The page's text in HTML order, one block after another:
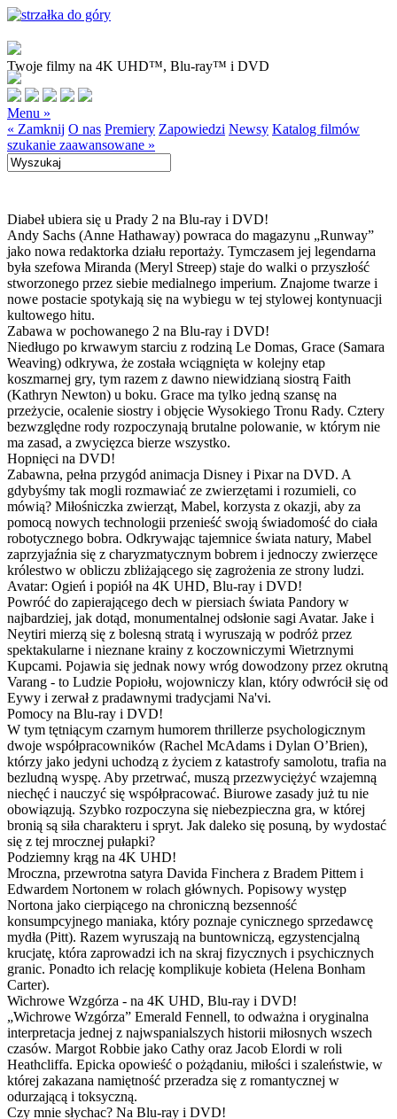
Twoje filmy na 4K UHD™, Blu-ray™ i DVD
Menu »
« Zamknij O nas Premiery Zapowiedzi Newsy Katalog filmów
szukanie zaawansowane »
Diabeł ubiera się u Prady 2 na Blu-ray i DVD!
Andy Sachs (Anne Hathaway) powraca do magazynu „Runway”
jako nowa redaktorka działu reportaży. Tymczasem jej legendarna
była szefowa Miranda (Meryl Streep) staje do walki o przyszłość
stworzonego przez siebie medialnego imperium. Znajome twarze i
nowe postacie spotykają się na wybiegu w tej stylowej kontynuacji
kultowego hitu.
Zabawa w pochowanego 2 na Blu-ray i DVD!
Niedługo po krwawym starciu z rodziną Le Domas, Grace (Samara
Weaving) odkrywa, że została wciągnięta w kolejny etap
koszmarnej gry, tym razem z dawno niewidzianą siostrą Faith
(Kathryn Newton) u boku. Grace ma tylko jedną szansę na
przeżycie, ocalenie siostry i objęcie Wysokiego Tronu Rady. Cztery
bezwzględne rody rozpoczynają brutalne polowanie, w którym nie
ma zasad, a zwycięzca bierze wszystko.
Hopnięci na DVD!
Zabawna, pełna przygód animacja Disney i Pixar na DVD. A
gdybyśmy tak mogli rozmawiać ze zwierzętami i rozumieli, co
mówią? Miłośniczka zwierząt, Mabel, korzysta z okazji, aby za
pomocą nowych technologii przenieść swoją świadomość do ciała
robotycznego bobra. Odkrywając tajemnice świata natury, Mabel
zaprzyjaźnia się z charyzmatycznym bobrem i jednoczy zwierzęce
królestwo w obliczu zbliżającego się zagrożenia ze strony ludzi.
Avatar: Ogień i popiół na 4K UHD, Blu-ray i DVD!
Powróć do zapierającego dech w piersiach świata Pandory w
najbardziej, jak dotąd, monumentalnej odsłonie sagi Avatar. Jake i
Neytiri mierzą się z bolesną stratą i wyruszają w podróż przez
spektakularne i nieznane krainy z koczowniczymi Wietrznymi
Kupcami. Pojawia się jednak nowy wróg dowodzony przez okrutną
Varang - to Ludzie Popiołu, wojowniczy klan, który odwrócił się od
Eywy i zerwał z pradawnymi tradycjami Na'vi.
Pomocy na Blu-ray i DVD!
W tym tętniącym czarnym humorem thrillerze psychologicznym
dwoje współpracowników (Rachel McAdams i Dylan O’Brien),
którzy jako jedyni uchodzą z życiem z katastrofy samolotu, trafia na
bezludną wyspę. Aby przetrwać, muszą przezwyciężyć wzajemną
niechęć i nauczyć się współpracować. Biurowe zasady już tu nie
obowiązują. Szybko rozpoczyna się niebezpieczna gra, w której
bronią są siła charakteru i spryt. Jak daleko się posuną, by wydostać
się z tej mrocznej pułapki?
Podziemny krąg na 4K UHD!
Mroczna, przewrotna satyra Davida Finchera z Bradem Pittem i
Edwardem Nortonem w rolach głównych. Popisowy występ
Nortona jako cierpiącego na chroniczną bezsenność
konsumpcyjnego maniaka, który poznaje cynicznego sprzedawcę
mydła (Pitt). Razem wyruszają na buntowniczą, egzystencjalną
krucjatę, która zaprowadzi ich na skraj fizycznych i psychicznych
granic. Ponadto ich relację komplikuje kobieta (Helena Bonham
Carter).
Wichrowe Wzgórza - na 4K UHD, Blu-ray i DVD!
„Wichrowe Wzgórza” Emerald Fennell, to odważna i oryginalna
interpretacja jednej z najwspanialszych historii miłosnych wszech
czasów. Margot Robbie jako Cathy oraz Jacob Elordi w roli
Heathcliffa. Epicka opowieść o pożądaniu, miłości i szaleństwie, w
której zakazana namiętność przeradza się z romantycznej w
odurzającą i toksyczną.
Czy mnie słychac? Na Blu-ray i DVD!